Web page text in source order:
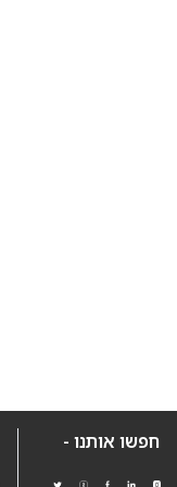
חפשו אותנו -